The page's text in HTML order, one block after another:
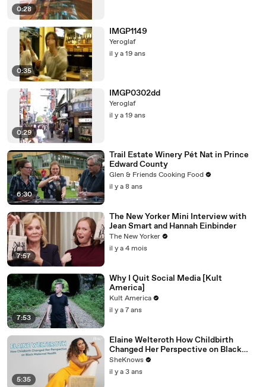
0:28
0:35
IMGP1149
Yeroglaf
il y a 19 ans
0:29
IMGP0302dd
Yeroglaf
il y a 19 ans
6:30
Trail Estate Winery Pét Nat in Prince
Edward County
Glen & Friends Cooking Food
il y a 8 ans
7:57
The New Yorker Mini Interview with
Jean Smart and Hannah Einbinder
The New Yorker
il y a 4 mois
7:53
Why I Quit Social Media [Kult
America]
Kult America
il y a 7 ans
5:35
Elaine Welteroth How Childbirth
Changed Her Perspective on Black
Maternal Health
SheKnows
il y a 3 ans